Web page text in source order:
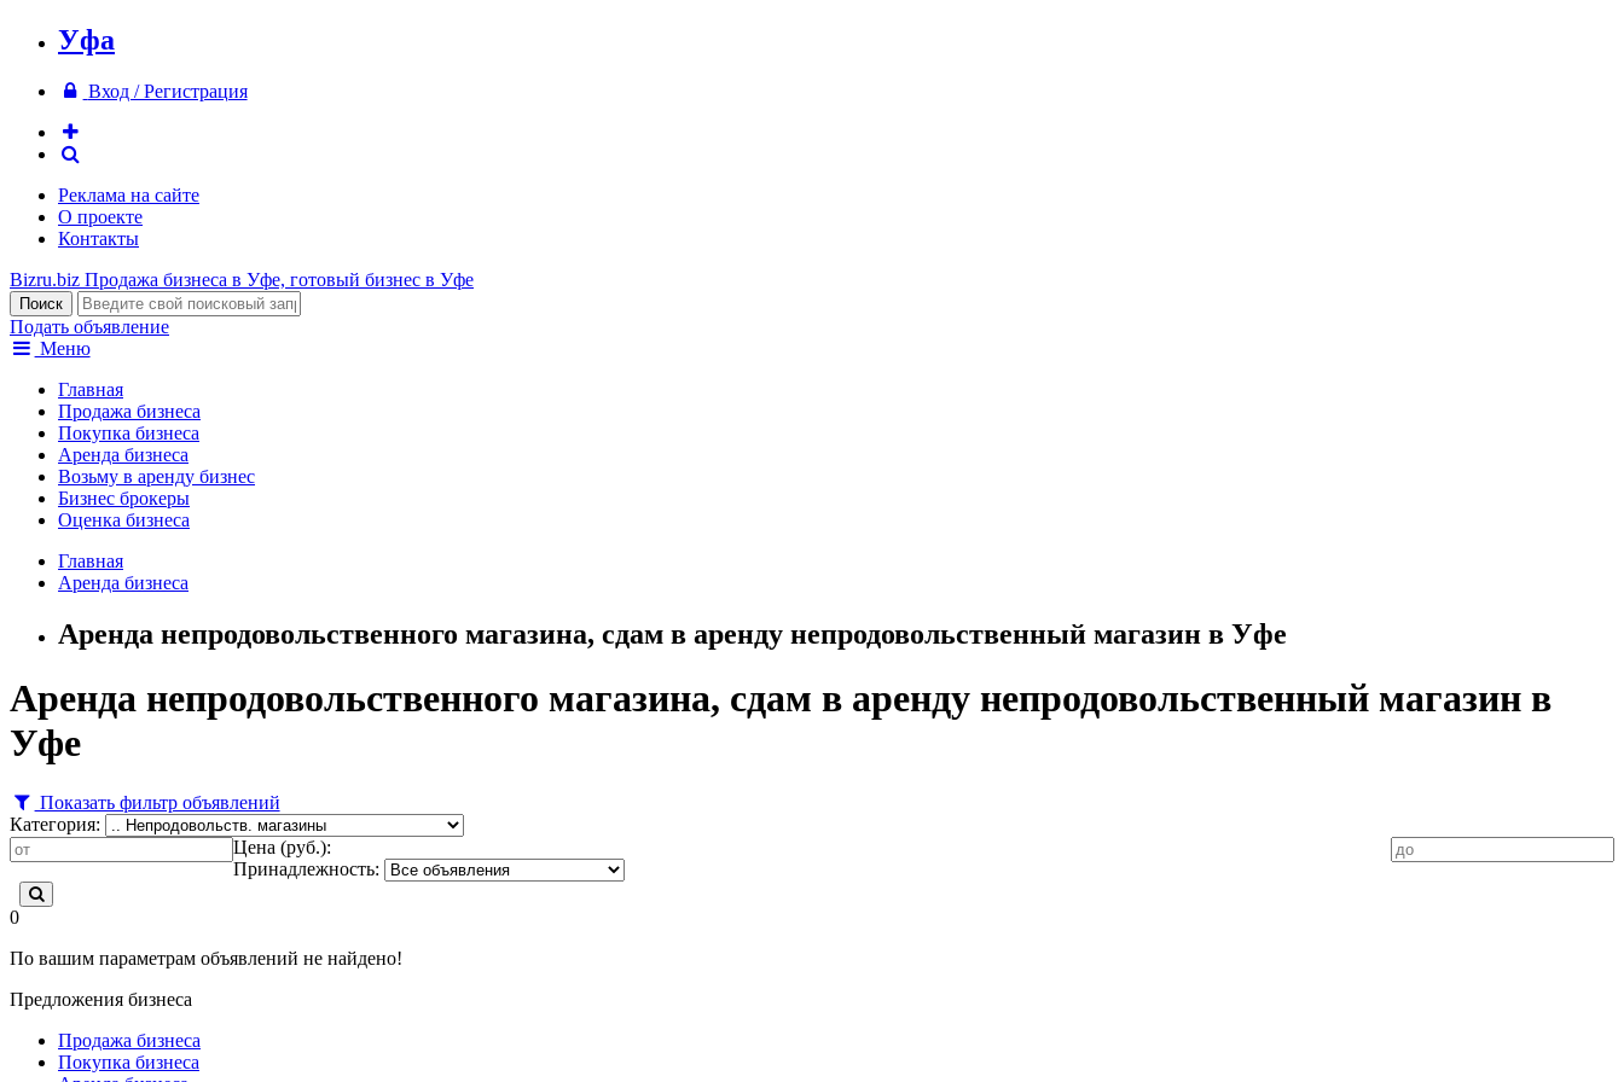
Уфа
Вход / Регистрация
Реклама на сайте
О проекте
Контакты
Bizru.biz Продажа бизнеса в Уфе, готовый бизнес в Уфе
Подать объявление
Меню
Главная
Продажа бизнеса
Покупка бизнеса
Аренда бизнеса
Возьму в аренду бизнес
Бизнес брокеры
Оценка бизнеса
Главная
Аренда бизнеса
Аренда непродовольственного магазина, сдам в аренду непродовольственный магазин в Уфе
Аренда непродовольственного магазина, сдам в аренду непродовольственный магазин в
Уфе
Показать фильтр объявлений
Категория:
Цена (руб.):
Принадлежность:
0
По вашим параметрам объявлений не найдено!
Предложения бизнеса
Продажа бизнеса
Покупка бизнеса